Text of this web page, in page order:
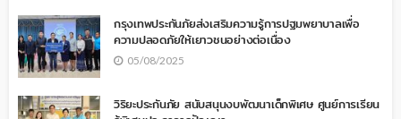
กรุงเทพประกันภัยส่งเสริมความรู้การปฐมพยาบาลเพื่อ
ความปลอดภัยให้เยาวชนอย่างต่อเนื่อง
05/08/2025
วิริยะประกันภัย สนับสนุนงบพัฒนาเด็กพิเศษ ศูนย์การเรียน